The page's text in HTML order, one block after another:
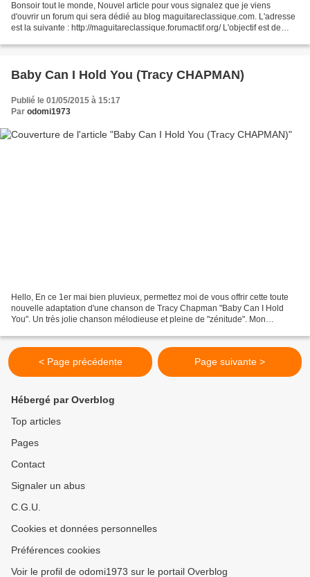
Bonsoir tout le monde, Nouvel article pour vous signalez que je viens
d'ouvrir un forum qui sera dédié au blog maguitareclassique.com. L'adresse
est la suivante : http://maguitareclassique.forumactif.org/ L'objectif est de
Baby Can I Hold You (Tracy CHAPMAN)
Publié le 01/05/2015 à 15:17
Par odomi1973
Hello, En ce 1er mai bien pluvieux, permettez moi de vous offrir cette toute
nouvelle adaptation d'une chanson de Tracy Chapman "Baby Can I Hold
You". Un très jolie chanson mélodieuse et pleine de "zénitude". Mon
< Page précédente Page suivante >
Hébergé par Overblog
Top articles
Pages
Contact
Signaler un abus
C.G.U.
Cookies et données personnelles
Préférences cookies
Voir le profil de odomi1973 sur le portail Overblog